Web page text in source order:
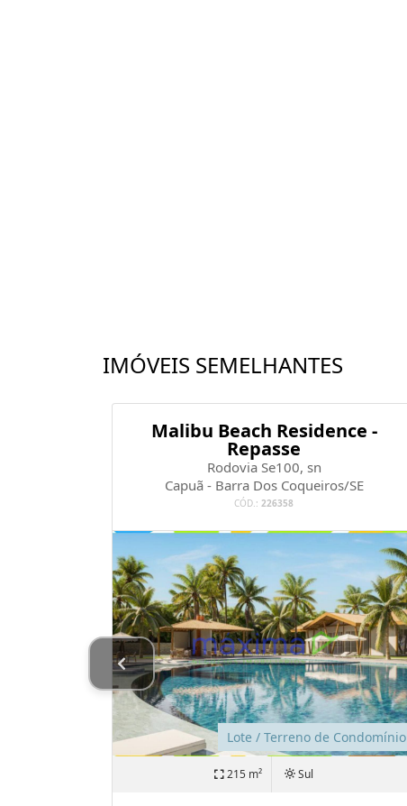
IMÓVEIS SEMELHANTES
Malibu Beach Residence -
Repasse
Rodovia Se100, sn
Capuã - Barra Dos Coqueiros/SE
CÓD.: 226358
Lote / Terreno de Condomínio
215 m² Sul